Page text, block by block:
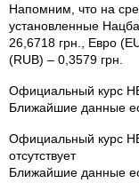
Напомним, что на
установленные
26,6718 грн., Евро
(RUB) – 0,3579 грн.
Официальный курс
Ближайшие данные
Официальный курс
отсутствует
Ближайшие данные